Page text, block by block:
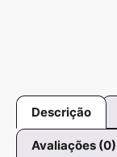
Descrição
Avaliações (0)